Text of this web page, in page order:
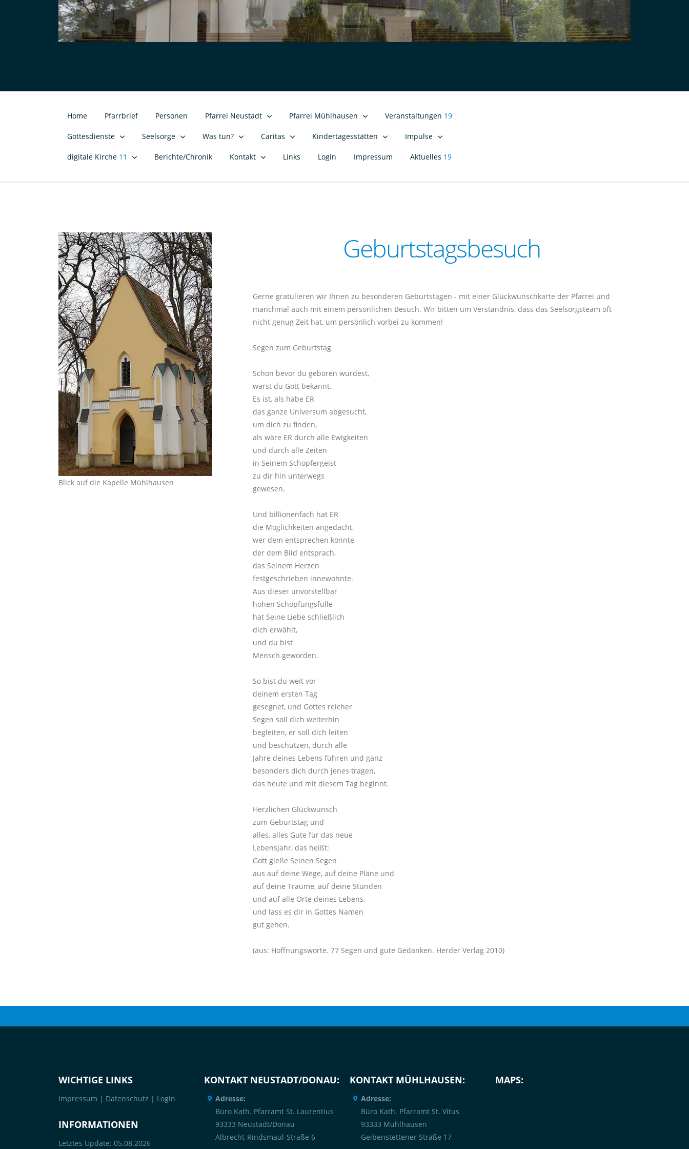
Home Pfarrbrief Personen Pfarrei Neustadt Pfarrei Mühlhausen Veranstaltungen 19
Gottesdienste Seelsorge Was tun? Caritas Kindertagesstätten Impulse
digitale Kirche 11 Berichte/Chronik Kontakt Links Login Impressum Aktuelles 19
Blick auf die Kapelle Mühlhausen
Geburtstagsbesuch
Gerne gratulieren wir Ihnen zu besonderen Geburtstagen - mit einer Glückwunschkarte der Pfarrei und
manchmal auch mit einem persönlichen Besuch. Wir bitten um Verständnis, dass das Seelsorgsteam oft
nicht genug Zeit hat, um persönlich vorbei zu kommen!
Segen zum Geburtstag
Schon bevor du geboren wurdest,
warst du Gott bekannt.
Es ist, als habe ER
das ganze Universum abgesucht,
um dich zu finden,
als wäre ER durch alle Ewigkeiten
und durch alle Zeiten
in Seinem Schöpfergeist
zu dir hin unterwegs
gewesen.
Und billionenfach hat ER
die Möglichkeiten angedacht,
wer dem entsprechen könnte,
der dem Bild entsprach,
das Seinem Herzen
festgeschrieben innewohnte.
Aus dieser unvorstellbar
hohen Schöpfungsfülle
hat Seine Liebe schließlich
dich erwählt,
und du bist
Mensch geworden.
So bist du weit vor
deinem ersten Tag
gesegnet, und Gottes reicher
Segen soll dich weiterhin
begleiten, er soll dich leiten
und beschützen, durch alle
Jahre deines Lebens führen und ganz
besonders dich durch jenes tragen,
das heute und mit diesem Tag beginnt.
Herzlichen Glückwunsch
zum Geburtstag und
alles, alles Gute für das neue
Lebensjahr, das heißt:
Gott gieße Seinen Segen
aus auf deine Wege, auf deine Pläne und
auf deine Träume, auf deine Stunden
und auf alle Orte deines Lebens,
und lass es dir in Gottes Namen
gut gehen.
(aus: Hoffnungsworte. 77 Segen und gute Gedanken. Herder Verlag 2010)
WICHTIGE LINKS
Impressum | Datenschutz | Login
INFORMATIONEN
Letztes Update: 05.08.2026
KONTAKT NEUSTADT/DONAU:
Adresse:
Büro Kath. Pfarramt St. Laurentius
93333 Neustadt/Donau
Albrecht-Rindsmaul-Straße 6
KONTAKT MÜHLHAUSEN:
Adresse:
Büro Kath. Pfarramt St. Vitus
93333 Mühlhausen
Geibenstettener Straße 17
MAPS: